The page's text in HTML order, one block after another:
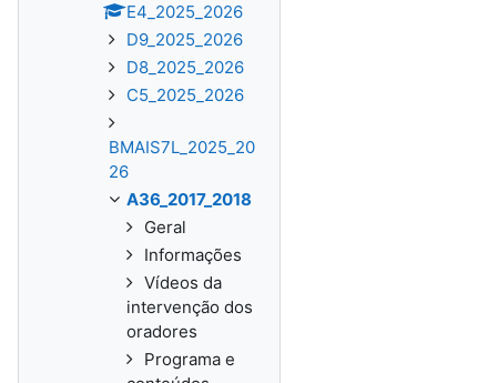
E4_2025_2026
D9_2025_2026
D8_2025_2026
C5_2025_2026
BMAIS7L_2025_20
26
A36_2017_2018
Geral
Informações
Vídeos da
intervenção dos
oradores
Programa e